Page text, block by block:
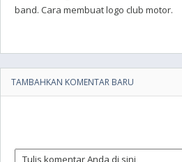
band. Cara membuat logo club motor.
TAMBAHKAN KOMENTAR BARU